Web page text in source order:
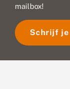
mailbox!
Schrijf je